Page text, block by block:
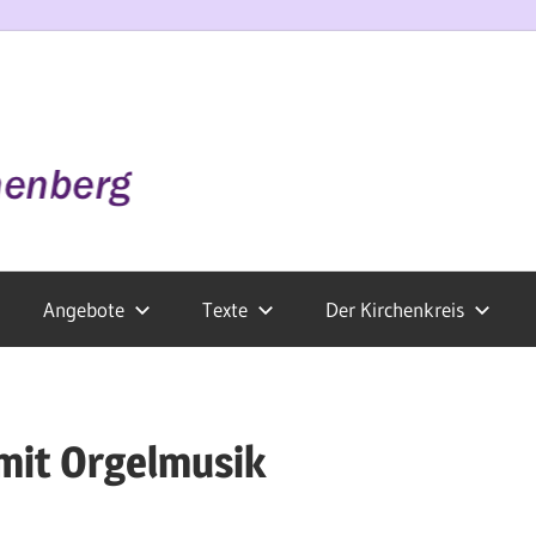
Angebote Texte Der Kirchenkreis
Orgelmusik